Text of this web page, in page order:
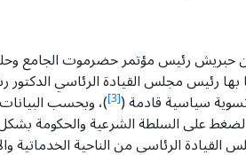
حبريش رئيس مؤتمر حضرموت الجامع
رئيس مجلس القيادة الرئاسي
سياسية قادمة ([3] )، وبحسب
على السلطة الشرعية والحكومة
الرئاسي من الناحية